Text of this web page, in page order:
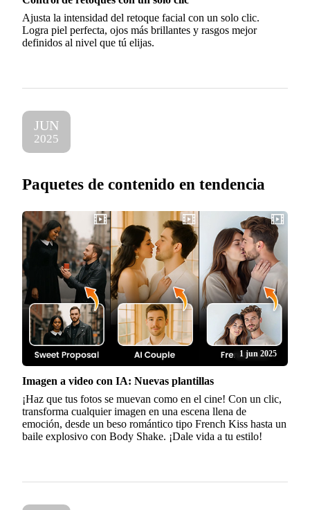
Ajusta la intensidad del retoque facial con un solo clic.
Logra piel perfecta, ojos más brillantes y rasgos mejor
definidos al nivel que tú elijas.
JUN
2025
Paquetes de contenido en tendencia
1 jun 2025
Imagen a video con IA: Nuevas plantillas
¡Haz que tus fotos se muevan como en el cine! Con un clic,
transforma cualquier imagen en una escena llena de
emoción, desde un beso romántico tipo French Kiss hasta un
baile explosivo con Body Shake. ¡Dale vida a tu estilo!